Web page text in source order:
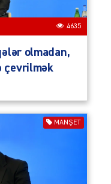
4635
olmadan,
çevrilmək
MANŞET